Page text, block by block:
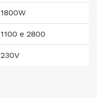
1800W
1100 e 2800
230V